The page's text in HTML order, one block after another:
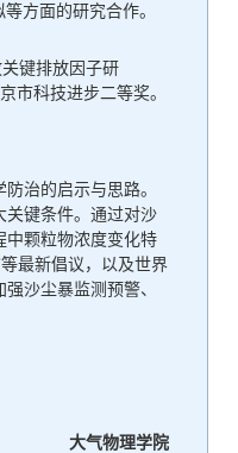
方面的研究合作。
键排放因子研
市科技进步二等奖。
治的启示与思路。
关键条件。通过对沙
中颗粒物浓度变化特
最新倡议，以及世界
沙尘暴监测预警、
大气物理学院